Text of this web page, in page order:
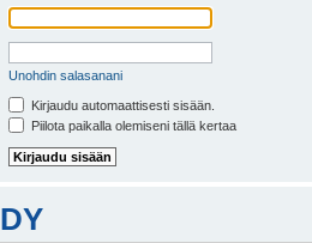
Unohdin salasanani
Kirjaudu automaattisesti sisään.
Piilota paikalla olemiseni tällä kertaa